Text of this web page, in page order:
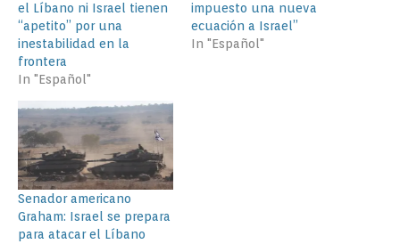
el Líbano ni Israel tienen
“apetito” por una
inestabilidad en la
frontera
In "Español"
impuesto una nueva
ecuación a Israel”
In "Español"
Senador americano
Graham: Israel se prepara
para atacar el Líbano